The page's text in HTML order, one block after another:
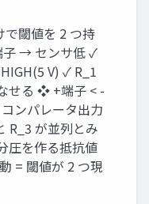
閾値を 2 つ持
→ センサ低 ✓
V) ✓ R_1
せる ❖ +端子 < -
ンパレータ出力
R_3 が並列とみ
圧を作る抵抗値
= 閾値が 2 つ現